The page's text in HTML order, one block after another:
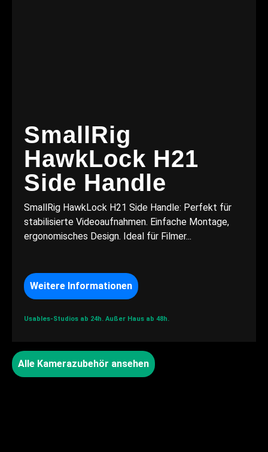
SmallRig
HawkLock H21
Side Handle
SmallRig HawkLock H21 Side Handle: Perfekt für
stabilisierte Videoaufnahmen. Einfache Montage,
ergonomisches Design. Ideal für Filmer...
Weitere Informationen
Usables-Studios ab 24h. Außer Haus ab 48h.
Alle Kamerazubehör ansehen